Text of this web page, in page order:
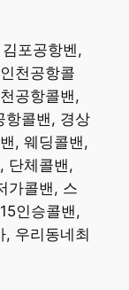
포공항벤,
천공항콜
공항콜밴,
항콜밴, 경상
, 웨딩콜밴,
단체콜밴,
가콜밴, 스
인승콜밴,
우리동네최